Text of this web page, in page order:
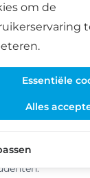
de
van alles
vergelijk de
om de
Essentiële
Alles